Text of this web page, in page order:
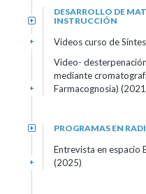
DESARROLLO DE
INSTRUCCIÓN
+
Videos curso de
+
Video-
mediante
Farmacognosia)
+
PROGRAMAS EN
+
Entrevista en espacio
(2025)
+